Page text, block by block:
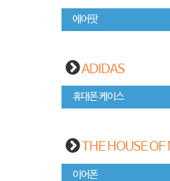
에어팟
ADIDAS
휴대폰 케이스
THE HOUSE OF
이어폰